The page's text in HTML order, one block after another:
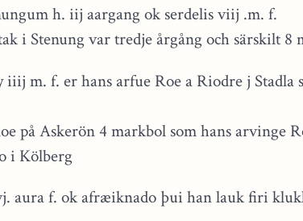
h. iij aargang ok serdelis viij .m. f.
i Stenung var tredje årgång och särskilt 8
iiij m. f. er hans arfue Roe a Riodre j
på Askerön 4 markbol som hans arvinge
i Kölberg
aura f. ok afræiknado þui han lauk firi